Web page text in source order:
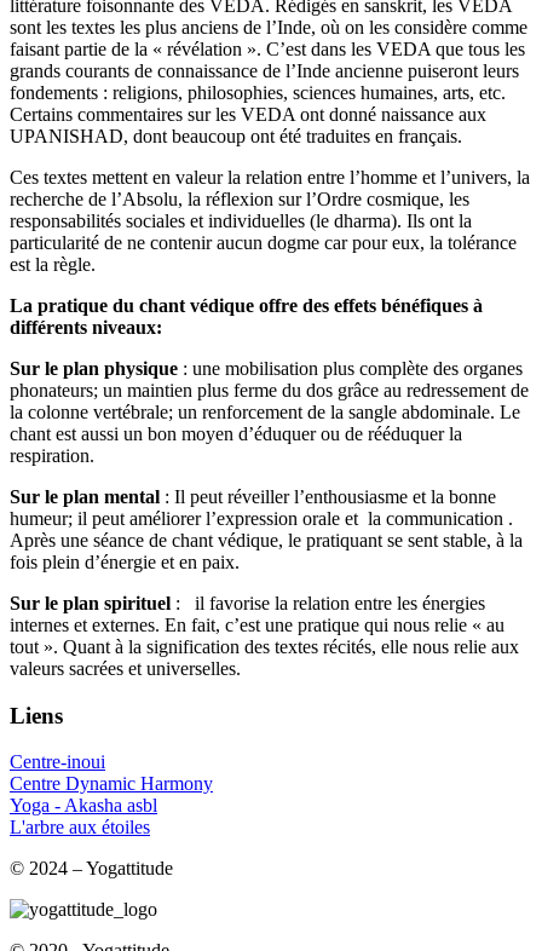
littérature foisonnante des VEDA. Rédigés en sanskrit, les VEDA
sont les textes les plus anciens de l’Inde, où on les considère comme
faisant partie de la « révélation ». C’est dans les VEDA que tous les
grands courants de connaissance de l’Inde ancienne puiseront leurs
fondements : religions, philosophies, sciences humaines, arts, etc.
Certains commentaires sur les VEDA ont donné naissance aux
UPANISHAD, dont beaucoup ont été traduites en français.
Ces textes mettent en valeur la relation entre l’homme et l’univers, la
recherche de l’Absolu, la réflexion sur l’Ordre cosmique, les
responsabilités sociales et individuelles (le dharma). Ils ont la
particularité de ne contenir aucun dogme car pour eux, la tolérance
est la règle.
La pratique du chant védique offre des effets bénéfiques à
différents niveaux:
Sur le plan physique : une mobilisation plus complète des organes
phonateurs; un maintien plus ferme du dos grâce au redressement de
la colonne vertébrale; un renforcement de la sangle abdominale. Le
chant est aussi un bon moyen d’éduquer ou de rééduquer la
respiration.
Sur le plan mental : Il peut réveiller l’enthousiasme et la bonne
humeur; il peut améliorer l’expression orale et la communication .
Après une séance de chant védique, le pratiquant se sent stable, à la
fois plein d’énergie et en paix.
Sur le plan spirituel : il favorise la relation entre les énergies
internes et externes. En fait, c’est une pratique qui nous relie « au
tout ». Quant à la signification des textes récités, elle nous relie aux
valeurs sacrées et universelles.
Liens
Centre-inoui
Centre Dynamic Harmony
Yoga - Akasha asbl
L'arbre aux étoiles
© 2024 – Yogattitude